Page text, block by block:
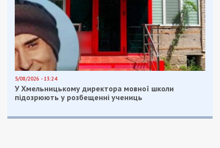
5/08/2026 - 13:24
У Хмельницькому директора мовної школи
підозрюють у розбещенні учениць